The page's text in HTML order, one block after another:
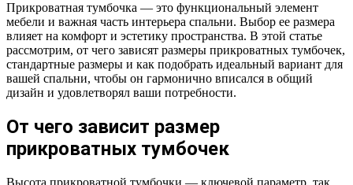
Прикроватная тумбочка — это функциональный элемент
мебели и важная часть интерьера спальни. Выбор ее размера
влияет на комфорт и эстетику пространства. В этой статье
рассмотрим, от чего зависят размеры прикроватных тумбочек,
стандартные размеры и как подобрать идеальный вариант для
вашей спальни, чтобы он гармонично вписался в общий
дизайн и удовлетворял ваши потребности.
От чего зависит размер
прикроватных тумбочек
Высота прикроватной тумбочки — ключевой параметр, так